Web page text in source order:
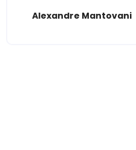
Alexandre Mantovani